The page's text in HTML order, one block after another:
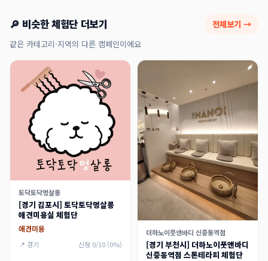
🔎 비슷한 체험단 더보기 전체보기 →
같은 카테고리·지역의 다른 캠페인이에요
토닥토닥멍살롱
[경기 김포시] 토닥토닥멍살롱
애견미용실 체험단
애견미용
📍 경기 신청 0/10 (0%)
더하노이풋앤바디 신중동역점
[경기 부천시] 더하노이풋앤바디
신중동역점 스톤테라피 체험단